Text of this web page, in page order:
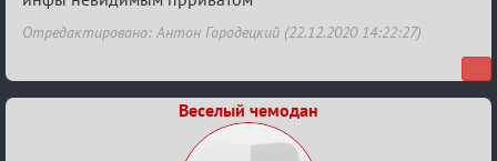
Отредактировано: Антон Городецкий (22.12.2020 14:22:27)
Веселый чемодан